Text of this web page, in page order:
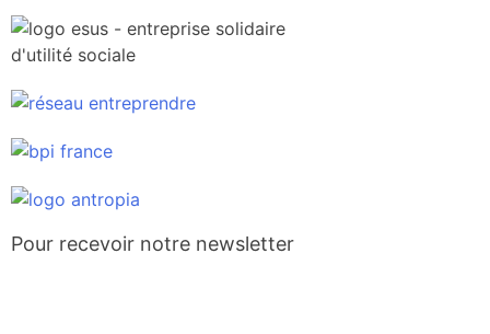
Pour recevoir notre newsletter